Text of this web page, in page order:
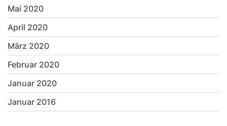
Mai 2020
April 2020
März 2020
Februar 2020
Januar 2020
Januar 2016